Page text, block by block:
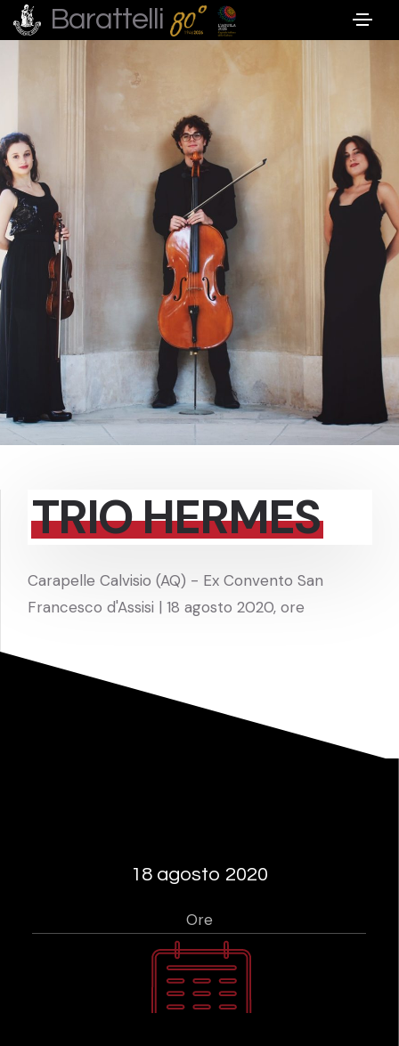
Barattelli
TRIO HERMES
Carapelle Calvisio (AQ) - Ex Convento San
Francesco d'Assisi | 18 agosto 2020, ore
18 agosto 2020
Ore